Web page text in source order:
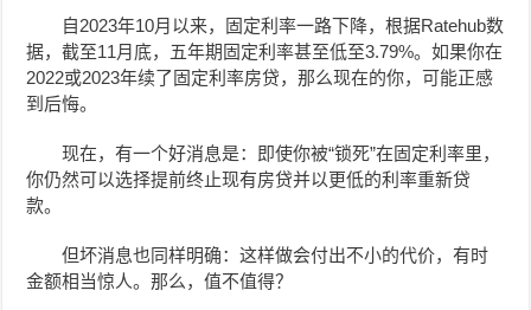
自2023年10月以来，固定利率一路下降，根据Ratehub数
据，截至11月底，五年期固定利率甚至低至3.79%。如果你在
2022或2023年续了固定利率房贷，那么现在的你，可能正感
到后悔。
现在，有一个好消息是：即使你被“锁死”在固定利率里，
你仍然可以选择提前终止现有房贷并以更低的利率重新贷
款。
但坏消息也同样明确：这样做会付出不小的代价，有时
金额相当惊人。那么，值不值得？